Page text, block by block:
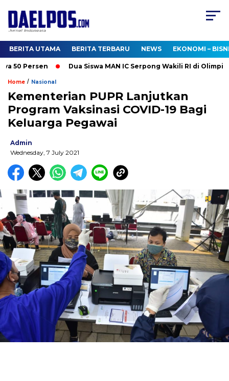
BERITA UTAMA BERITA TERBARU NEWS EKONOMI –
50 Persen Dua Siswa MAN IC Serpong Wakili RI di Olimpiade
Home / Nasional
Kementerian PUPR Lanjutkan
Program Vaksinasi COVID-19 Bagi
Keluarga Pegawai
Admin
Wednesday, 7 July 2021